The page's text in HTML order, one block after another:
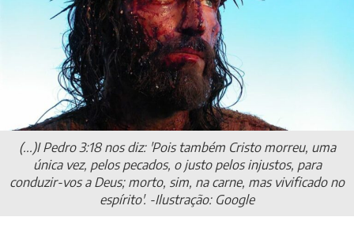
(...)I Pedro 3:18 nos diz: 'Pois também Cristo morreu, uma
única vez, pelos pecados, o justo pelos injustos, para
conduzir-vos a Deus; morto, sim, na carne, mas vivificado no
espírito'. -Ilustração: Google